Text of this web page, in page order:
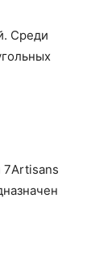
Среди
7Artisans